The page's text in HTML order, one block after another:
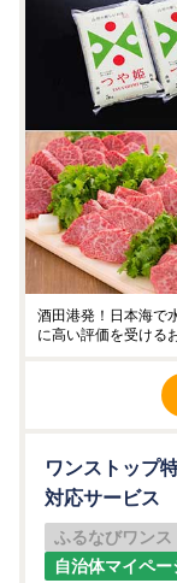
酒田港発！日本海で
に高い評価を受ける
ワンストップ
対応サービス
ふるなびワン
自治体マイペー